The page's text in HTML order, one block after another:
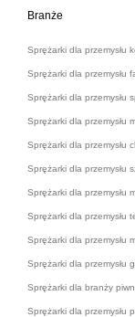
Branże
Sprężarki dla przemysłu
Sprężarki dla przemysłu
Sprężarki dla przemysłu
Sprężarki dla przemysłu
Sprężarki dla przemysłu
Sprężarki dla przemysłu
Sprężarki dla przemysłu
Sprężarki dla przemysłu
Sprężarki dla przemysłu
Sprężarki dla przemysłu
Sprężarki dla branży
Sprężarki dla przemysłu